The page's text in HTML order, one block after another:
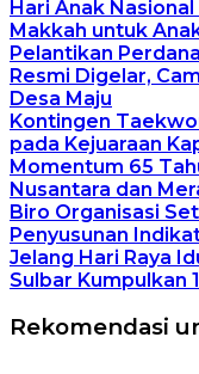
Hari Anak
Makkah untuk
Pelantikan
Resmi Digelar,
Desa Maju
Kontingen
pada Kejuaraan
Momentum 65
Nusantara dan
Biro Organisasi
Penyusunan
Jelang Hari Raya
Sulbar Kumpulkan
Rekomendasi